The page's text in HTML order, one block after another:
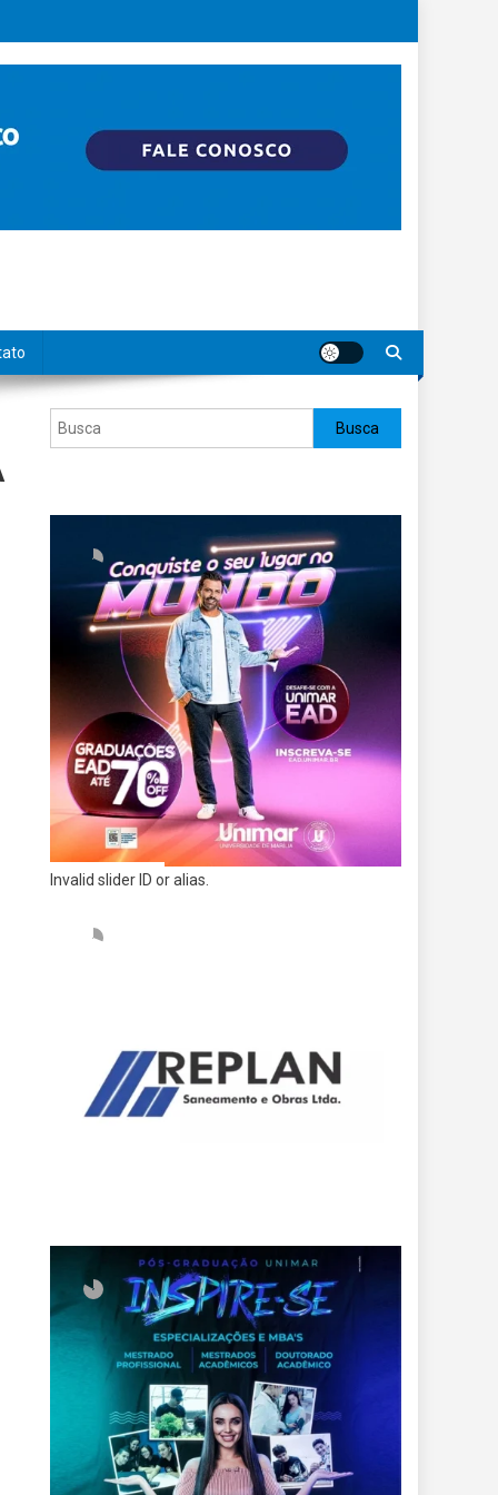
Pesquisar Busca
Invalid slider ID or alias.